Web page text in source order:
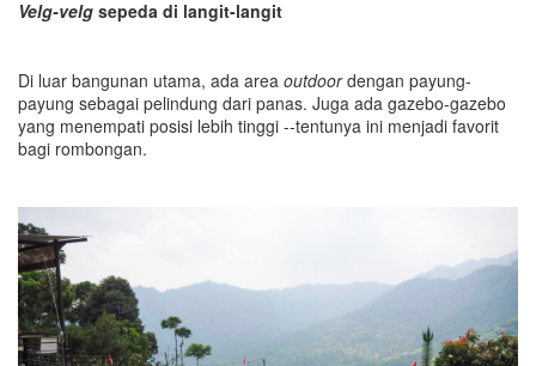
Velg-velg sepeda di langit-langit
Di luar bangunan utama, ada area outdoordengan payung-
payung sebagai pelindung dari panas. Juga ada gazebo-gazebo
yang menempati posisi lebih tinggi --tentunya ini menjadi favorit
bagi rombongan.